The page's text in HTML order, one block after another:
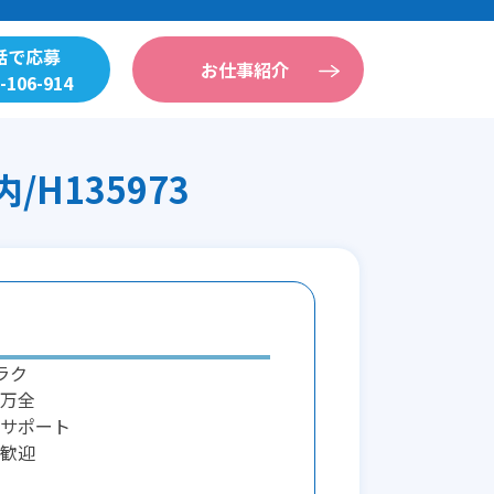
で応募
106-914
お仕事紹介
/H135973
ク
全
ポート
迎